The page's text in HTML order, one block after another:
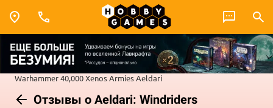
Warhammer 40,000Xenos ArmiesAeldari
Отзывы о Aeldari: Windriders